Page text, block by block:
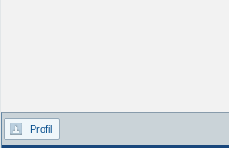
Profil